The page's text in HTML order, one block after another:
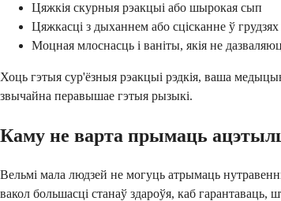
Цяжкія скурныя рэакцыі або шырокая сып
Цяжкасці з дыханнем або сцісканне ў грудзях
Моцная млоснасць і ваніты, якія не
Хоць гэтыя сур'ёзныя рэакцыі рэдкія, ваша
звычайна перавышае гэтыя рызыкі.
Каму не варта прымаць
Вельмі мала людзей не могуць атрымаць
вакол большасці станаў здароўя, каб